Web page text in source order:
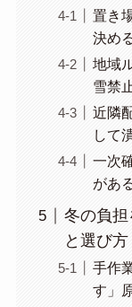
置き
決め
地域
雪禁
近隣
して
一次
があ
冬の負
と選び方
手作
す」